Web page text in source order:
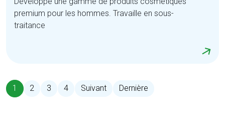
premium pour les hommes. Travaille en sous-
traitance
1
(current)
2 3 4 Suivant Dernière